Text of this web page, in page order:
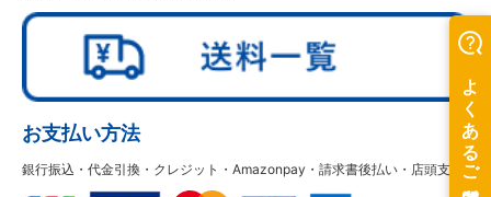
お支払い方法
銀行振込・代金引換・クレジット・Amazonpay・請求書後払い・店頭支払